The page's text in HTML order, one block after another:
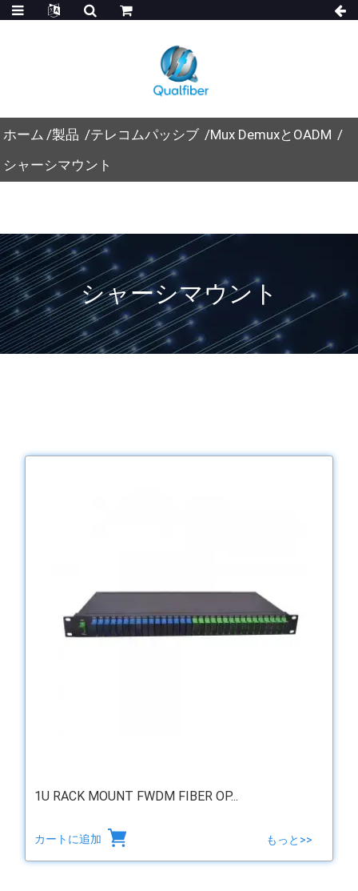
ホーム 製品 テレコムパッシブ
Mux DemuxとOADM
シャーシマウント
シャーシマウント
1U RACK MOUNT FWDM FIBER OP...
カートに追加 もっと>>